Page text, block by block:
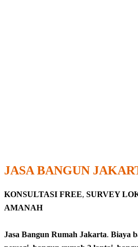
JASA BANGUN
KONSULTASI FREE, SURVEY
AMANAH
Jasa Bangun Rumah Jakarta. Biaya